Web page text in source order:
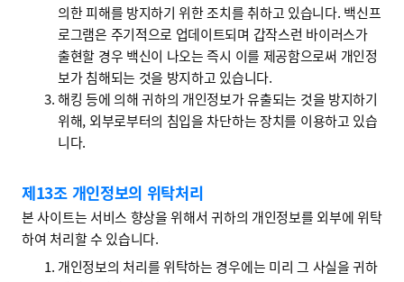
의한 피해를 방지하기 위한 조치를 취하고 있습니다. 백신프
로그램은 주기적으로 업데이트되며 갑작스런 바이러스가
출현할 경우 백신이 나오는 즉시 이를 제공함으로써 개인정
보가 침해되는 것을 방지하고 있습니다.
해킹 등에 의해 귀하의 개인정보가 유출되는 것을 방지하기
위해, 외부로부터의 침입을 차단하는 장치를 이용하고 있습
니다.
제13조 개인정보의 위탁처리
본 사이트는 서비스 향상을 위해서 귀하의 개인정보를 외부에 위탁
하여 처리할 수 있습니다.
개인정보의 처리를 위탁하는 경우에는 미리 그 사실을 귀하